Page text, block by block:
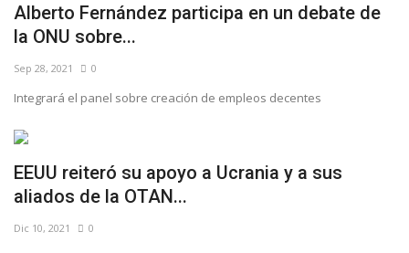
Alberto Fernández participa en un debate de
la ONU sobre...
Sep 28, 2021 0
Integrará el panel sobre creación de empleos decentes
EEUU reiteró su apoyo a Ucrania y a sus
aliados de la OTAN...
Dic 10, 2021 0